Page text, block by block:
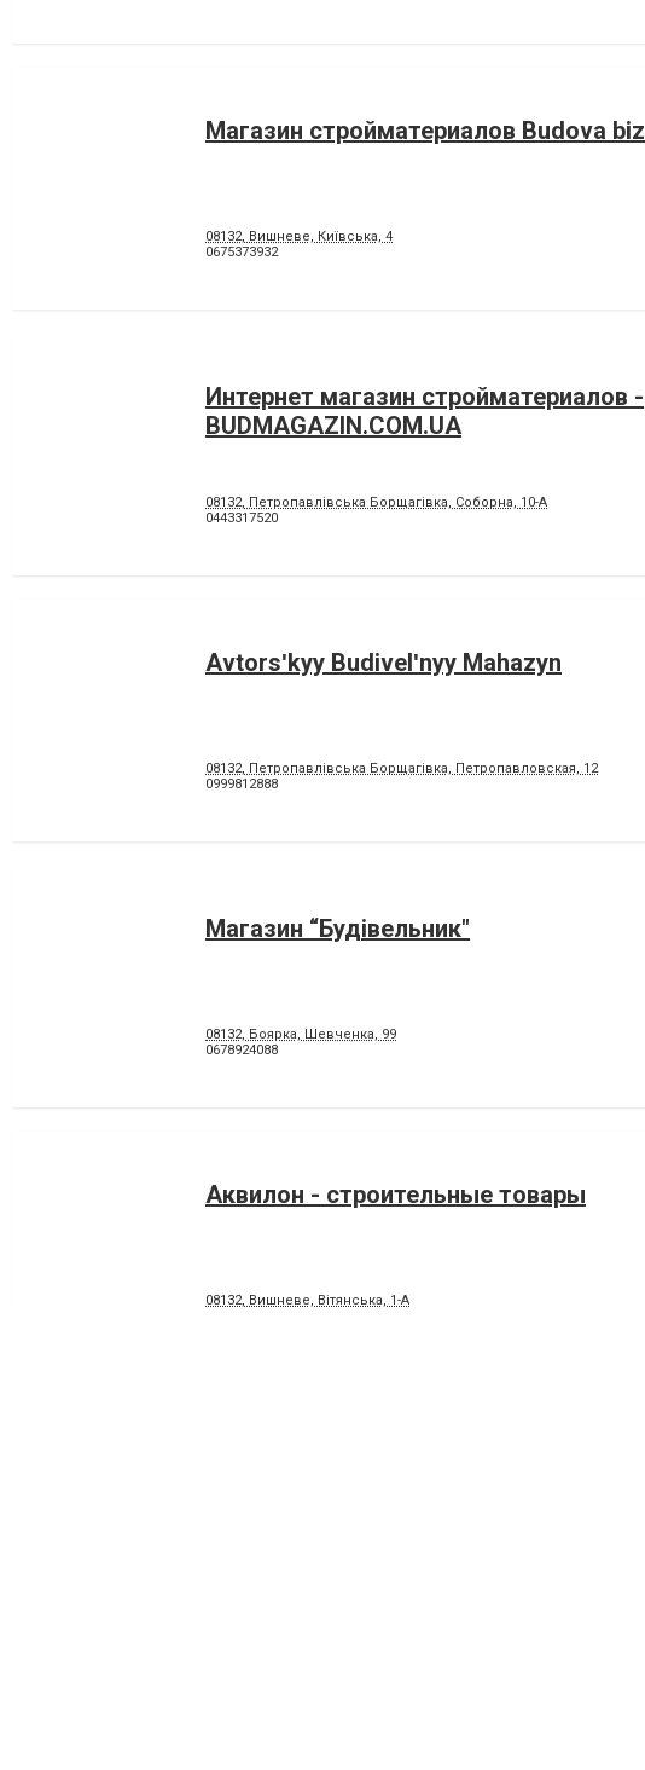
Магазин стройматериалов Budova biz
08132, Вишневе, Київська, 4
0675373932
Интернет магазин стройматериалов -
BUDMAGAZIN.COM.UA
08132, Петропавлівська Борщагівка, Соборна, 10-А
0443317520
Avtorsʹkyy Budivelʹnyy Mahazyn
08132, Петропавлівська Борщагівка, Петропавловская, 12
0999812888
Магазин “Будівельник"
08132, Боярка, Шевченка, 99
0678924088
Аквилон - строительные товары
08132, Вишневе, Вітянська, 1-А